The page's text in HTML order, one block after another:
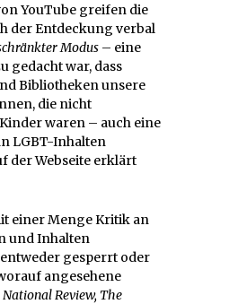
YouTube greifen die
der Entdeckung verbal
Modus – eine
gedacht war, dass
Bibliotheken unsere
die nicht
waren – auch eine
LGBT-Inhalten
der Webseite erklärt
einer Menge Kritik an
und Inhalten
gesperrt oder
angesehene
National Review, The